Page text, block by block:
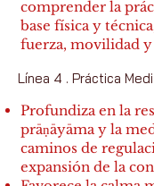
comprender la
base física y
fuerza, movilidad
Línea 4 . Práctica
Profundiza en la
prāṇāyāma y la
caminos de
expansión de la